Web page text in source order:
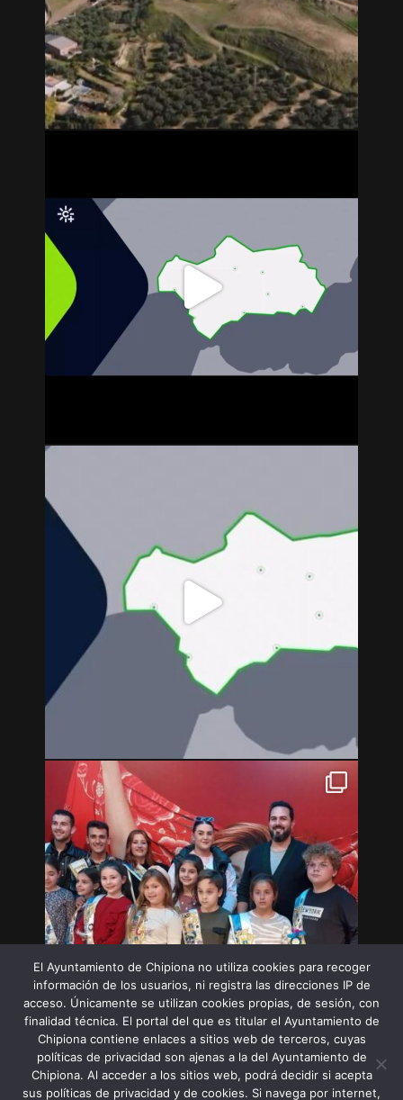
El Ayuntamiento de Chipiona no utiliza cookies para recoger
información de los usuarios, ni registra las direcciones IP de
acceso. Únicamente se utilizan cookies propias, de sesión, con
finalidad técnica. El portal del que es titular el Ayuntamiento de
Chipiona contiene enlaces a sitios web de terceros, cuyas
políticas de privacidad son ajenas a la del Ayuntamiento de
Chipiona. Al acceder a los sitios web, podrá decidir si acepta
sus políticas de privacidad y de cookies. Si navega por internet,